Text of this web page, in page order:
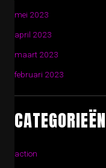
mei 2023
april 2023
maart 2023
februari 2023
CATEGORIEËN
action